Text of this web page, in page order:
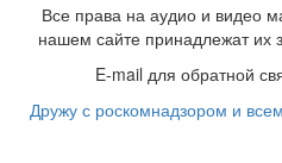
Все права на аудио и видео
нашем сайте принадлежат их
E-mail для обратной
Дружу с роскомнадзором и